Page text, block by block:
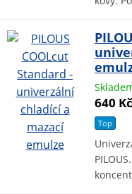
640 Kč
Top